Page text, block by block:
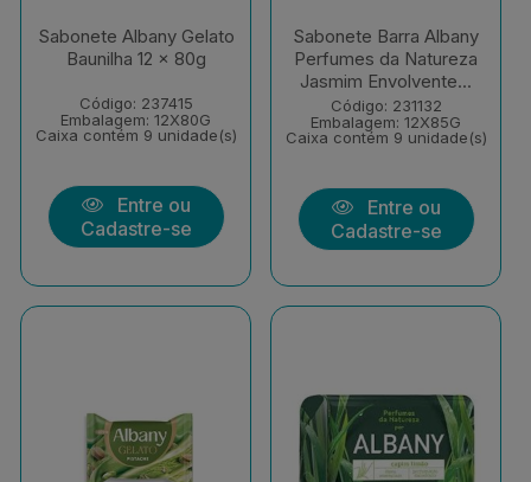
Sabonete Albany Gelato
Baunilha 12 x 80g
Código: 237415
Embalagem: 12X80G
Caixa contém 9 unidade(s)
Entre ou
Cadastre-se
Sabonete Barra Albany
Perfumes da Natureza
Jasmim Envolvente...
Código: 231132
Embalagem: 12X85G
Caixa contém 9 unidade(s)
Entre ou
Cadastre-se